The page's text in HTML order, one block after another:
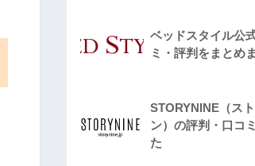
ベッドスタイル公
ミ・評判をまとめ
STORYNINE（ス
ン）の評判・口コ
た